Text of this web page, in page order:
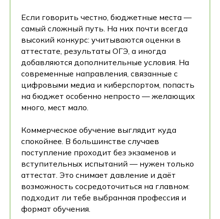
Если говорить честно, бюджетные места —
самый сложный путь. На них почти всегда
высокий конкурс: учитываются оценки в
аттестате, результаты ОГЭ, а иногда
добавляются дополнительные условия. На
современные направления, связанные с
цифровыми медиа и киберспортом, попасть
на бюджет особенно непросто — желающих
много, мест мало.
Коммерческое обучение выглядит куда
спокойнее. В большинстве случаев
поступление проходит без экзаменов и
вступительных испытаний — нужен только
аттестат. Это снимает давление и даёт
возможность сосредоточиться на главном:
подходит ли тебе выбранная профессия и
формат обучения.